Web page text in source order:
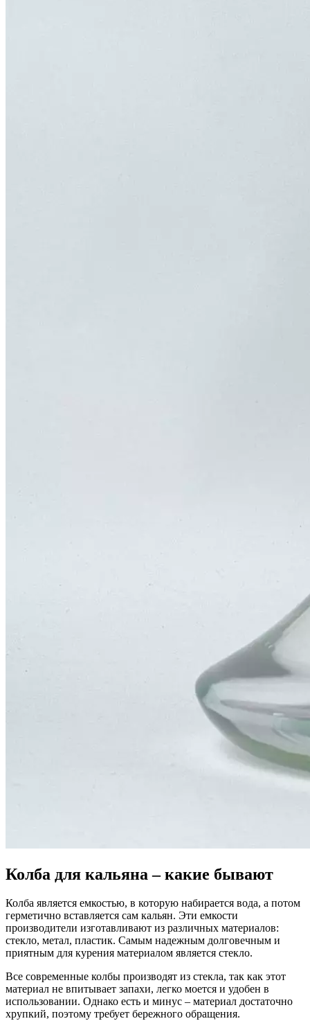
Колба для кальяна – какие бывают
Колба является емкостью, в которую набирается вода, а потом
герметично вставляется сам кальян. Эти емкости
производители изготавливают из различных материалов:
стекло, метал, пластик. Самым надежным долговечным и
приятным для курения материалом является стекло.
Все современные колбы производят из стекла, так как этот
материал не впитывает запахи, легко моется и удобен в
использовании. Однако есть и минус – материал достаточно
хрупкий, поэтому требует бережного обращения.